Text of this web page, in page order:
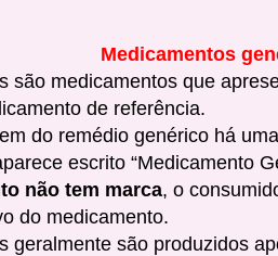
Medicamentos
são medicamentos que
de referência.
do remédio genérico há
escrito “Medicamento
não tem marca, o
do medicamento.
geralmente são produzidos